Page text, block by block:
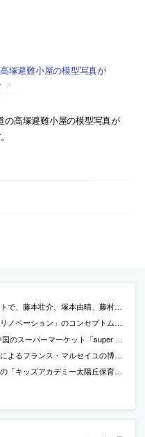
塚避難小屋の模型写真が
の高塚避難小屋の模型写真が
龍至、石川初などが出演するイブニングレクチャーが明治大学で開催
ベーション」のコンセプトムービー
ーケット「super market sanya lake park」の画像
マルセイユの博物館「Museum of Ricciotti」の写真
ッズアカデミー太陽丘保育園」の写真